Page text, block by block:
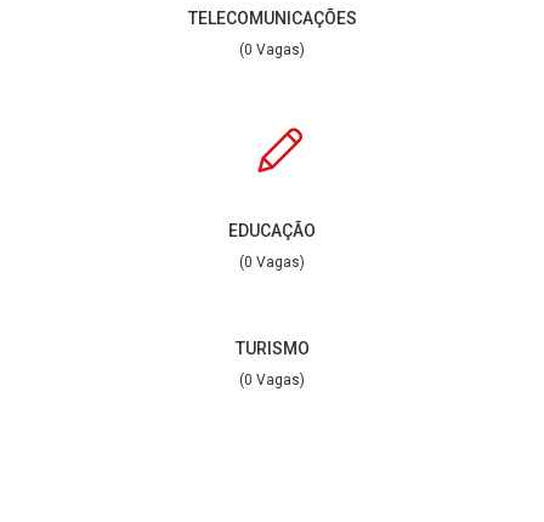
TELECOMUNICAÇÕES
(0 Vagas)
EDUCAÇÃO
(0 Vagas)
TURISMO
(0 Vagas)